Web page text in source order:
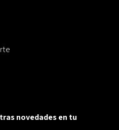
novedades en tu